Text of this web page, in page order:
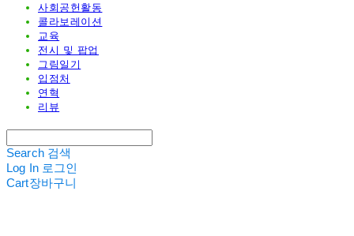
사회공헌활동
콜라보레이션
교육
전시 및 팝업
그림일기
입점처
연혁
리뷰
Search 검색
Log In 로그인
Cart장바구니